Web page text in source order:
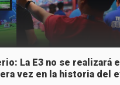
La E3 no se realizará
vez en la historia del